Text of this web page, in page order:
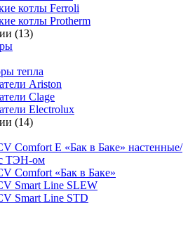
котлы Ferroli
котлы Protherm
(13)
тепла
Ariston
Clage
Electrolux
(14)
Comfort E «Бак в Баке» настенные/
ТЭН-ом
Comfort «Бак в Баке»
Smart Line SLEW
Smart Line STD